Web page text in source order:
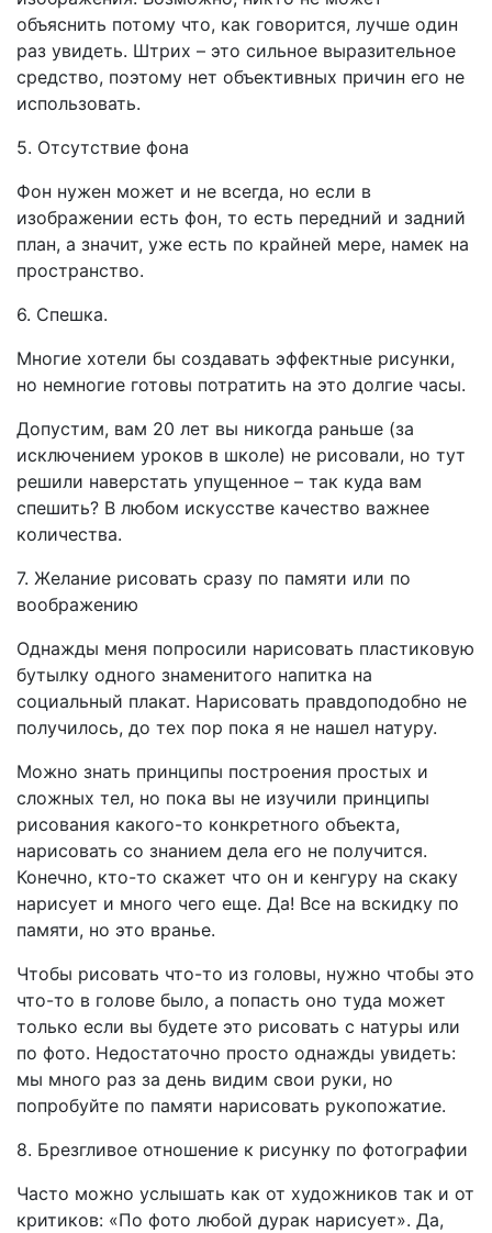
объяснить потому что, как говорится, лучше один
раз увидеть. Штрих – это сильное выразительное
средство, поэтому нет объективных причин его не
использовать.
5. Отсутствие фона
Фон нужен может и не всегда, но если в
изображении есть фон, то есть передний и задний
план, а значит, уже есть по крайней мере, намек на
пространство.
6. Спешка.
Многие хотели бы создавать эффектные рисунки,
но немногие готовы потратить на это долгие часы.
Допустим, вам 20 лет вы никогда раньше (за
исключением уроков в школе) не рисовали, но тут
решили наверстать упущенное – так куда вам
спешить? В любом искусстве качество важнее
количества.
7. Желание рисовать сразу по памяти или по
воображению
Однажды меня попросили нарисовать пластиковую
бутылку одного знаменитого напитка на
социальный плакат. Нарисовать правдоподобно не
получилось, до тех пор пока я не нашел натуру.
Можно знать принципы построения простых и
сложных тел, но пока вы не изучили принципы
рисования какого-то конкретного объекта,
нарисовать со знанием дела его не получится.
Конечно, кто-то скажет что он и кенгуру на скаку
нарисует и много чего еще. Да! Все на вскидку по
памяти, но это вранье.
Чтобы рисовать что-то из головы, нужно чтобы это
что-то в голове было, а попасть оно туда может
только если вы будете это рисовать с натуры или
по фото. Недостаточно просто однажды увидеть:
мы много раз за день видим свои руки, но
попробуйте по памяти нарисовать рукопожатие.
8. Брезгливое отношение к рисунку по фотографии
Часто можно услышать как от художников так и от
критиков: «По фото любой дурак нарисует». Да,